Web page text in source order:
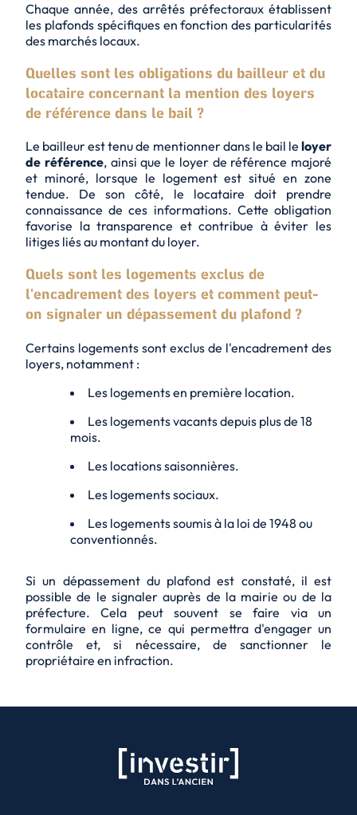
Chaque année, des arrêtés préfectoraux établissent
les plafonds spécifiques en fonction des particularités
des marchés locaux.
Quelles sont les obligations du bailleur et du
locataire concernant la mention des loyers
de référence dans le bail ?
Le bailleur est tenu de mentionner dans le bail le loyer
de référence, ainsi que le loyer de référence majoré
et minoré, lorsque le logement est situé en zone
tendue. De son côté, le locataire doit prendre
connaissance de ces informations. Cette obligation
favorise latransparence et contribue à éviter les
litiges liés au montant du loyer.
Quels sont les logements exclus de
l'encadrement des loyers et comment peut-
on signaler un dépassement du plafond ?
Certains logements sont exclus de l'encadrement des
loyers, notamment :
Les logements en première location.
Les logements vacants depuis plus de 18
mois.
Les locations saisonnières.
Les logements sociaux.
Les logements soumis à la loi de 1948 ou
conventionnés.
Si un dépassement du plafond est constaté, il est
possible de le signaler auprès de la mairie ou de la
préfecture. Cela peut souvent se faire via un
formulaire en ligne, ce qui permettra d'engager un
contrôle et, si nécessaire, de sanctionner le
propriétaire en infraction.